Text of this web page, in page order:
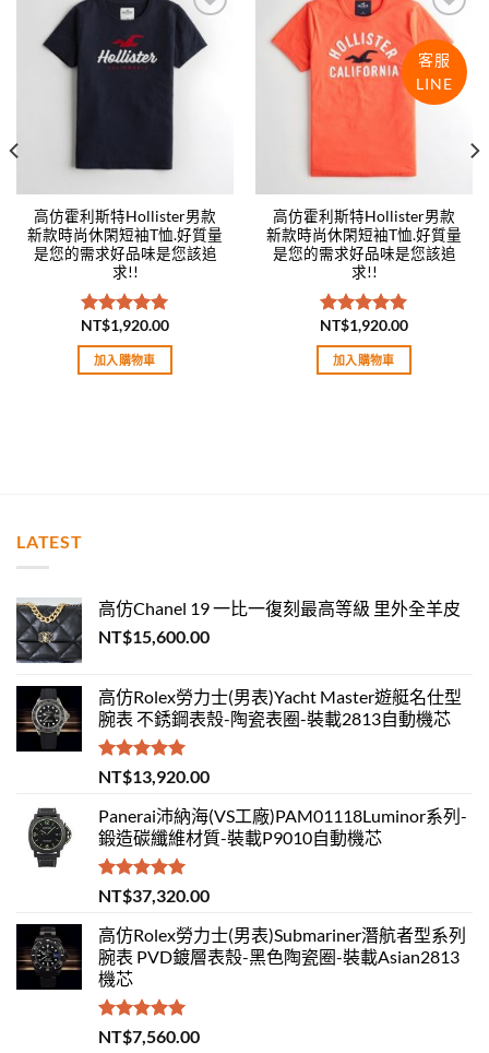
Add to
wishlist
高仿霍利斯特Hollister男款
新款時尚休閑短袖T恤.好質量
是您的需求好品味是您該追
求!!
評分5.00
滿分 5
NT$1,920.00
加入購物車
Add to
wishlist
高仿霍利斯特Hollister男款
新款時尚休閑短袖T恤.好質量
是您的需求好品味是您該追
求!!
評分5.00
滿分 5
NT$1,920.00
加入購物車
LATEST
高仿Chanel 19 一比一復刻最高等級 里外全羊皮
NT$15,600.00
高仿Rolex勞力士(男表)Yacht Master遊艇名仕型
腕表 不銹鋼表殼-陶瓷表圈-裝載2813自動機芯
評分5.00
滿分 5
NT$13,920.00
Panerai沛納海(VS工廠)PAM01118Luminor系列-
鍛造碳纖維材質-裝載P9010自動機芯
評分5.00
滿分 5
NT$37,320.00
高仿Rolex勞力士(男表)Submariner潛航者型系列
腕表 PVD鍍層表殼-黑色陶瓷圈-裝載Asian2813
機芯
評分 5.00
NT$7,560.00
客服
LINE